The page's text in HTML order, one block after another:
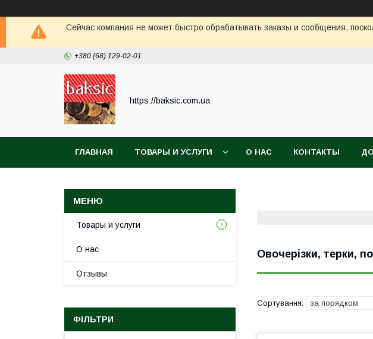
Сейчас компания не может быстро обрабатывать заказы и сообщения,
+380 (68) 129-02-01
https://baksic.com.ua
ГЛАВНАЯ ТОВАРЫ И УСЛУГИ О НАС КОНТАКТЫ
Овочерізки, терки,
Товары и услуги
О нас
Отзывы
ФІЛЬТРИ